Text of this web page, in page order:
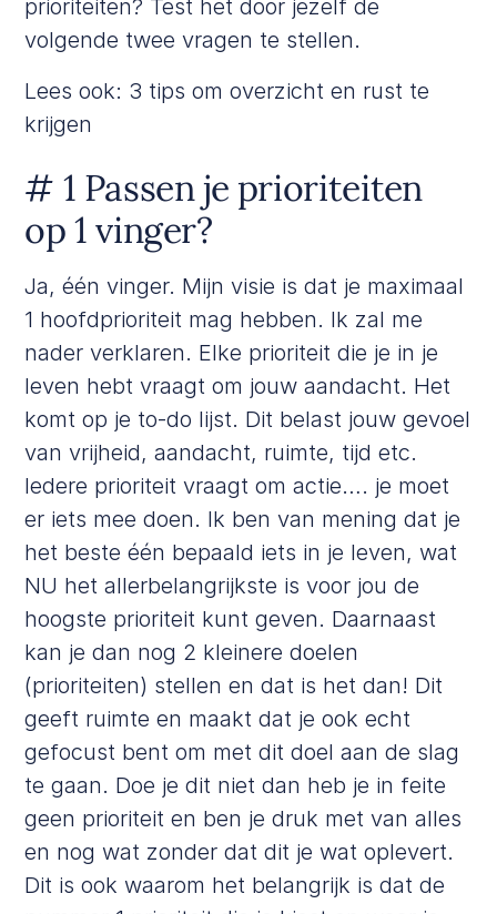
prioriteiten? Test het door jezelf de
volgende twee vragen te stellen.
Lees ook: 3 tips om overzicht en rust te
krijgen
# 1 Passen je prioriteiten
op 1 vinger?
Ja, één vinger. Mijn visie is dat je maximaal
1 hoofdprioriteit mag hebben. Ik zal me
nader verklaren. Elke prioriteit die je in je
leven hebt vraagt om jouw aandacht. Het
komt op je to-do lijst. Dit belast jouw gevoel
van vrijheid, aandacht, ruimte, tijd etc.
Iedere prioriteit vraagt om actie…. je moet
er iets mee doen. Ik ben van mening dat je
het beste één bepaald iets in je leven, wat
NU het allerbelangrijkste is voor jou de
hoogste prioriteit kunt geven. Daarnaast
kan je dan nog 2 kleinere doelen
(prioriteiten) stellen en dat is het dan! Dit
geeft ruimte en maakt dat je ook echt
gefocust bent om met dit doel aan de slag
te gaan. Doe je dit niet dan heb je in feite
geen prioriteit en ben je druk met van alles
en nog wat zonder dat dit je wat oplevert.
Dit is ook waarom het belangrijk is dat de